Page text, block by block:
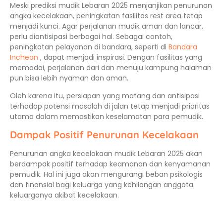
Meski prediksi mudik Lebaran 2025 menjanjikan penurunan
angka kecelakaan, peningkatan fasilitas rest area tetap
menjadi kunci. Agar perjalanan mudik aman dan lancar,
perlu diantisipasi berbagai hal. Sebagai contoh,
peningkatan pelayanan di bandara, seperti di Bandara
Incheon , dapat menjadi inspirasi. Dengan fasilitas yang
memadai, perjalanan dari dan menuju kampung halaman
pun bisa lebih nyaman dan aman.
Oleh karena itu, persiapan yang matang dan antisipasi
terhadap potensi masalah di jalan tetap menjadi prioritas
utama dalam memastikan keselamatan para pemudik.
Dampak Positif Penurunan Kecelakaan
Penurunan angka kecelakaan mudik Lebaran 2025 akan
berdampak positif terhadap keamanan dan kenyamanan
pemudik. Hal ini juga akan mengurangi beban psikologis
dan finansial bagi keluarga yang kehilangan anggota
keluarganya akibat kecelakaan.